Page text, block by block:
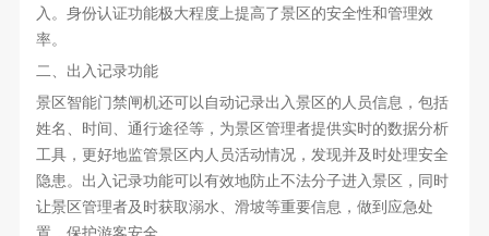
入。身份认证功能极大程度上提高了景区的安全性和管理效
率。
二、出入记录功能
景区智能门禁闸机还可以自动记录出入景区的人员信息，包括
姓名、时间、通行途径等，为景区管理者提供实时的数据分析
工具，更好地监管景区内人员活动情况，发现并及时处理安全
隐患。出入记录功能可以有效地防止不法分子进入景区，同时
让景区管理者及时获取溺水、滑坡等重要信息，做到应急处
置，保护游客安全。